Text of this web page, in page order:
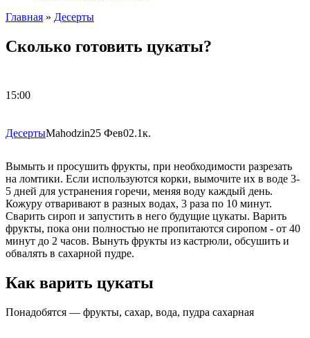
Главная » Десерты
Сколько готовить цукаты?
15:00
ДесертыMahodzin25 Фев02.1к.
Вымыть и просушить фрукты, при необходимости разрезать
на ломтики. Если используются корки, вымочите их в воде 3-
5 дней для устранения горечи, меняя воду каждый день.
Кожуру отваривают в разных водах, 3 раза по 10 минут.
Сварить сироп и запустить в него будущие цукаты. Варить
фрукты, пока они полностью не пропитаются сиропом - от 40
минут до 2 часов. Вынуть фрукты из кастрюли, обсушить и
обвалять в сахарной пудре.
Как варить цукаты
Понадобятся — фрукты, сахар, вода, пудра сахарная